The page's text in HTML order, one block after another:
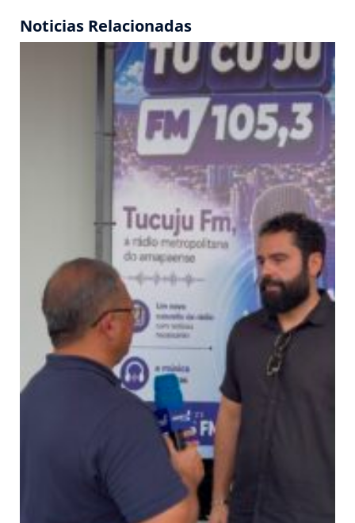
Noticias Relacionadas